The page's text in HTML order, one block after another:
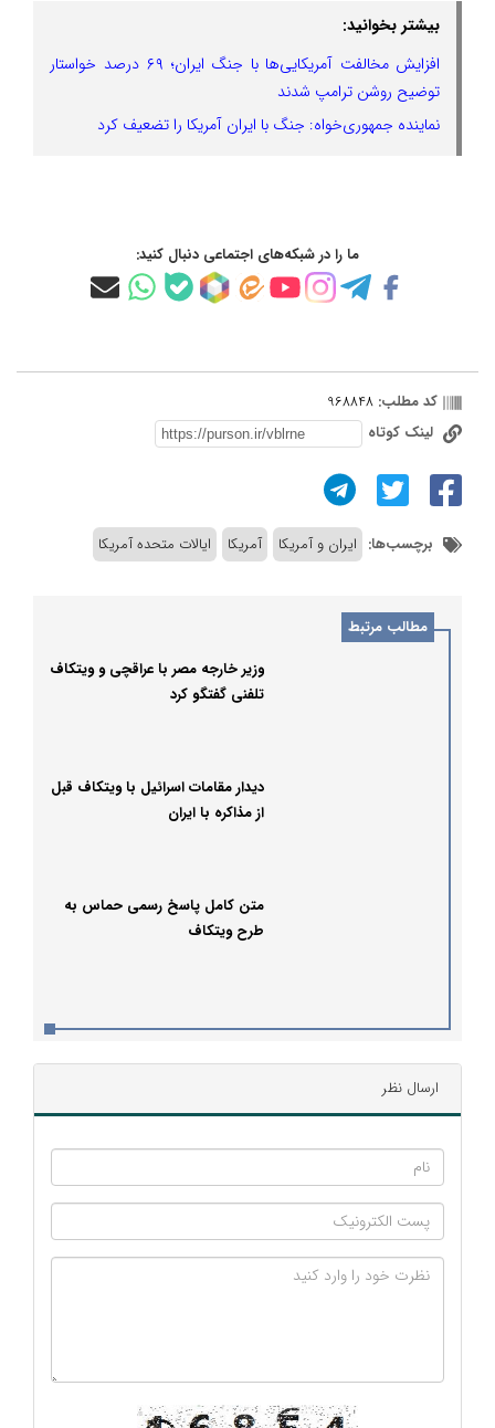
بیشتر بخوانید:
افزایش مخالفت آمریکایی‌ها با جنگ ایران؛ ۶۹ درصد خواستار
توضیح روشن ترامپ شدند
نماینده جمهوری‌خواه: جنگ با ایران آمریکا را تضعیف کرد
ما را در شبکه‌های اجتماعی دنبال کنید:
کد مطلب: 968848
لینک کوتاه
برچسب‌ها: ایران و آمریکا آمریکا ایالات متحده آمریکا
مطالب مرتبط
وزیر خارجه مصر با عراقچی و ویتکاف
تلفنی گفتگو کرد
دیدار مقامات اسرائیل با ویتکاف قبل
از مذاکره با ایران
متن کامل پاسخ رسمی حماس به
طرح ویتکاف
ارسال نظر